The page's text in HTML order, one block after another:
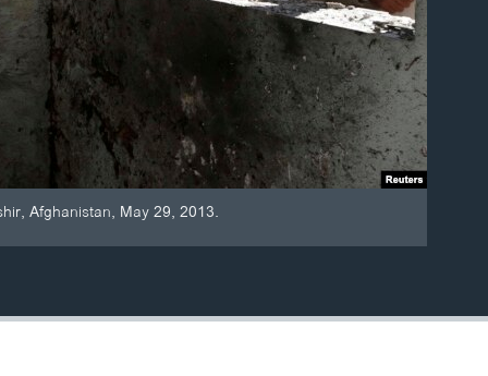
Afghanistan, May 29, 2013.